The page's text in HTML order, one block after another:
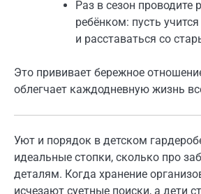
Раз в сезон проводите
ребёнком: пусть
и расставаться со
Это прививает бережное
облегчает каждодневную жизнь
Уют и порядок в детском
идеальные стопки, сколько про
деталям. Когда хранение
исчезают суетные поиски, а дети